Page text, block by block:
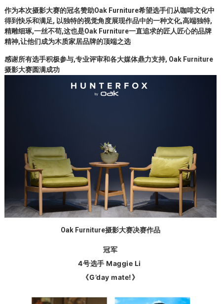
作为本次摄影大赛的冠名赞助Oak Furniture希望选手们从咖啡文化中
得到快乐和满足, 以独特的视觉角度展现作品中的一种文化,高端独特,
精雕细琢,一丝不苟,这也是Oak Furniture一直追求的匠人匠心的品牌
精神,让他们成为木质家居品牌的顶端之选
感谢所有选手积极参与,专业评审和各大媒体鼎力支持, Oak Furniture
摄影大赛圆满成功
Oak Furniture摄影大赛决赛作品
冠军
4号选手 Maggie Li
《G’day mate!》